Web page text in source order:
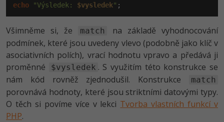
echo
"Výsledek: $vysledek" ;
Všimněme si, že match
na základě vyhodnocování
podmínek, které jsou uvedeny vlevo (podobně jako klíč v
asociativních polích), vrací hodnotu vpravo a předává ji
proměnné
$vysledek . S využitím této konstrukce se
nám kód rovněž zjednodušil. Konstrukce
match
porovnává hodnoty, které jsou striktními datovými typy.
O těch si povíme více v lekci Tvorba vlastních funkcí v
PHP.